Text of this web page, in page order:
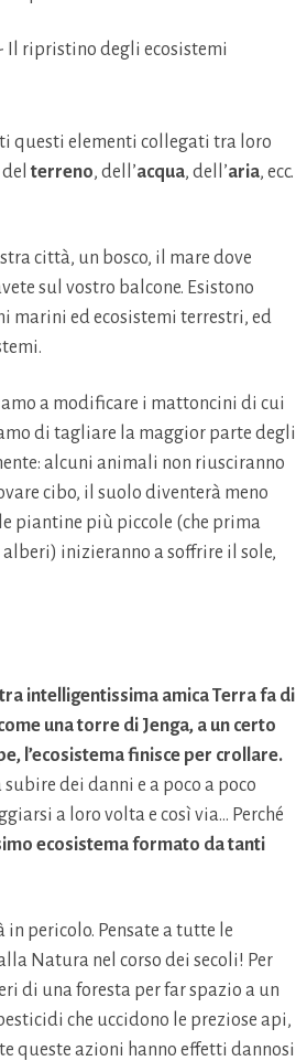
questi elementi collegati tra loro
terreno, dell’acqua, dell’aria, ecc.
città, un bosco, il mare dove
sul vostro balcone. Esistono
marini ed ecosistemi terrestri, ed
a modificare i mattoncini di cui
di tagliare la maggior parte degli
alcuni animali non riusciranno
cibo, il suolo diventerà meno
piantine più piccole (che prima
inizieranno a soffrire il sole,
intelligentissima amica Terra fa di
una torre di Jenga, a un certo
l’ecosistema finisce per crollare.
dei danni e a poco a poco
a loro volta e così via… Perché
ecosistema formato da tanti
pericolo. Pensate a tutte le
Natura nel corso dei secoli! Per
di una foresta per far spazio a un
che uccidono le preziose api,
queste azioni hanno effetti dannosi